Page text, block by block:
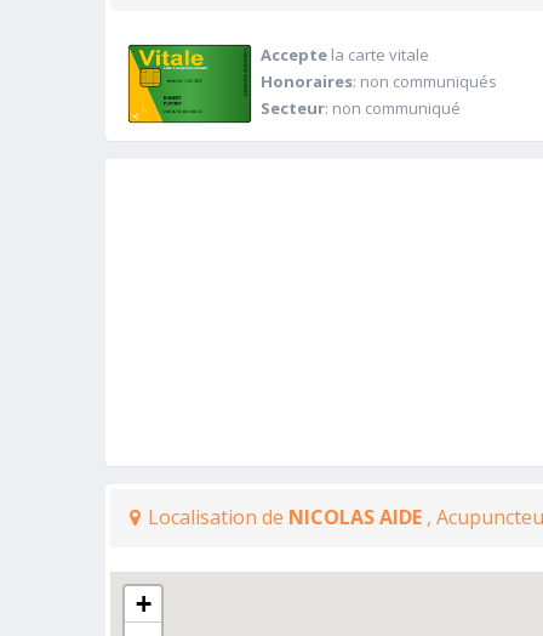
Acceptela carte vitale
Honoraires: non communiqués
Secteur: non communiqué
Localisation de NICOLAS AIDE ,
+